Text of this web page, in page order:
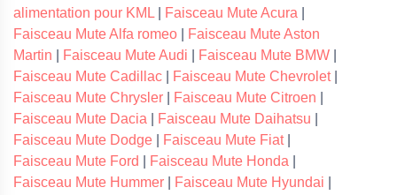
alimentation pour KML
Faisceau Mute Acura
Faisceau Mute Alfa romeo
Faisceau Mute Aston
Martin
Faisceau Mute Audi Faisceau Mute BMW
Faisceau Mute Cadillac
Faisceau Mute Chevrolet|
Faisceau Mute Chrysler
Faisceau Mute Citroen
Faisceau Mute Dacia
Faisceau Mute Daihatsu
Faisceau Mute Dodge
Faisceau Mute Fiat|
Faisceau Mute Ford
Faisceau Mute Honda
Faisceau Mute Hummer
Faisceau Mute Hyundai